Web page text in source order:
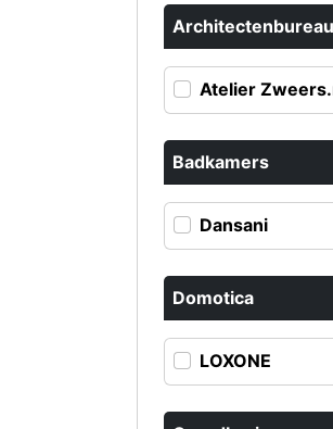
Atelier
Badkamers
Dansani
Domotica
LOXONE